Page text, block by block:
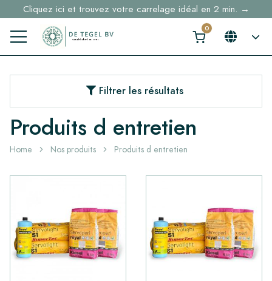
Cliquez ici et trouvez votre carrelage idéal en 2 min. →
Filtrer les résultats
Produits d entretien
Home Nos produits Produits d entretien